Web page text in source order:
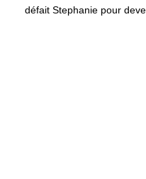
défait Stephanie pour